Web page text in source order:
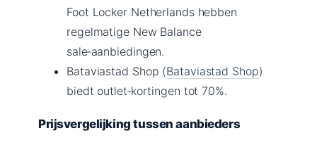
Foot Locker Netherlands hebben
regelmatige New Balance
sale‑aanbiedingen.
Bataviastad Shop (Bataviastad Shop)
biedt outlet‑kortingen tot 70%.
Prijsvergelijking tussen aanbieders